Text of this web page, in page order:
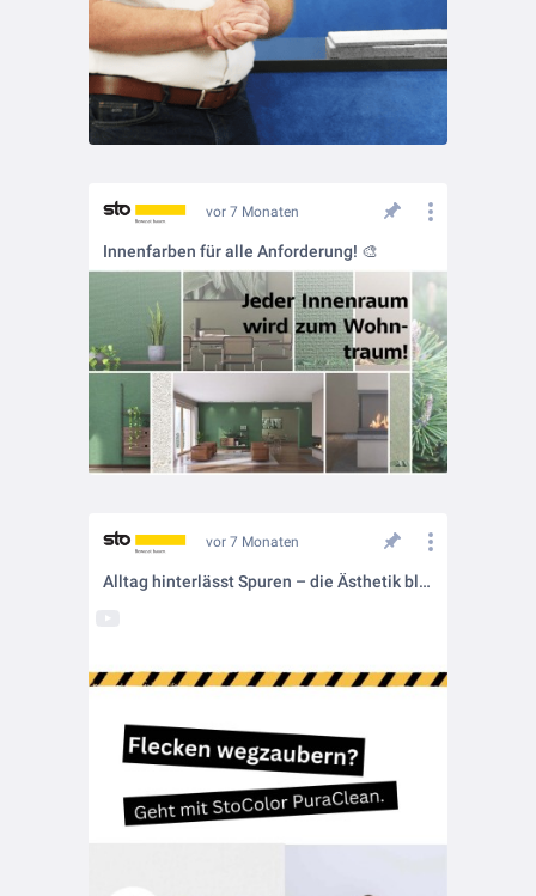
vor 7 Monaten
Innenfarben für alle Anforderung! 🎨
vor 7 Monaten
Alltag hinterlässt Spuren – die Ästhetik bleibt 🦋